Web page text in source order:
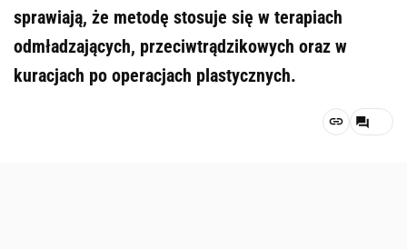
sprawiają, że metodę stosuje się w terapiach
odmładzających, przeciwtrądzikowych oraz w
kuracjach po operacjach plastycznych.